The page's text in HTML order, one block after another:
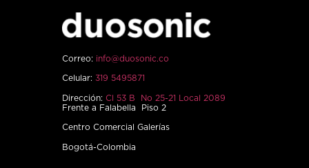
Correo: info@duosonic.co
Celular: 319 5495871
Dirección: Cl 53 B No 25-21 Local 2089
Frente a Falabella Piso 2
Centro Comercial Galerías
Bogotá-Colombia